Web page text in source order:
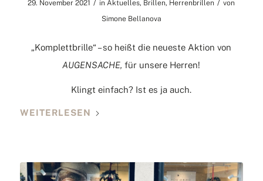
29. November 2021 / in Aktuelles, Brillen, Herrenbrillen / von
Simone Bellanova
„Komplettbrille“ – so heißt die neueste Aktion von
AUGENSACHE,für unsere Herren!
Klingt einfach? Ist es ja auch.
WEITERLESEN